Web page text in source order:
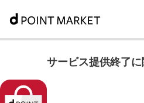
サービス提供終了